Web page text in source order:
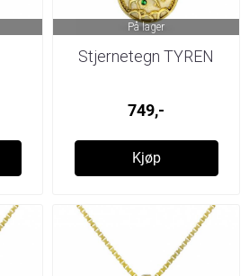
På lager
Stjernetegn TYREN
749,-
Kjøp